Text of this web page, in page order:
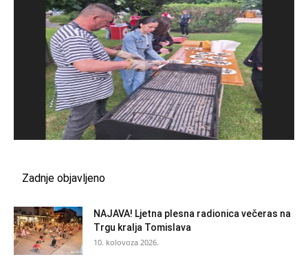
Zadnje objavljeno
NAJAVA! Ljetna plesna radionica večeras na
Trgu kralja Tomislava
10. kolovoza 2026.